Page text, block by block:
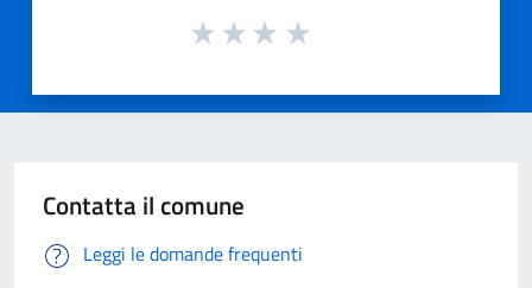
Contatta il comune
Leggi le domande frequenti